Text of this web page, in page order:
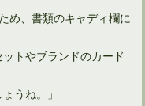
め、書類のキャディ欄に
トやブランドのカード
うね。」